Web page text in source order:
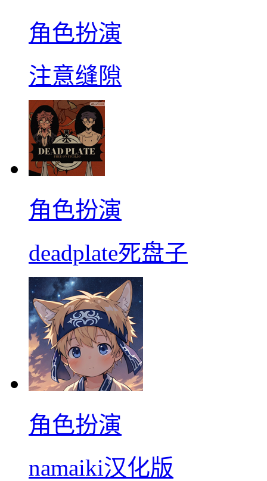
角色扮演
注意缝隙
角色扮演
deadplate死盘子
角色扮演
namaiki汉化版